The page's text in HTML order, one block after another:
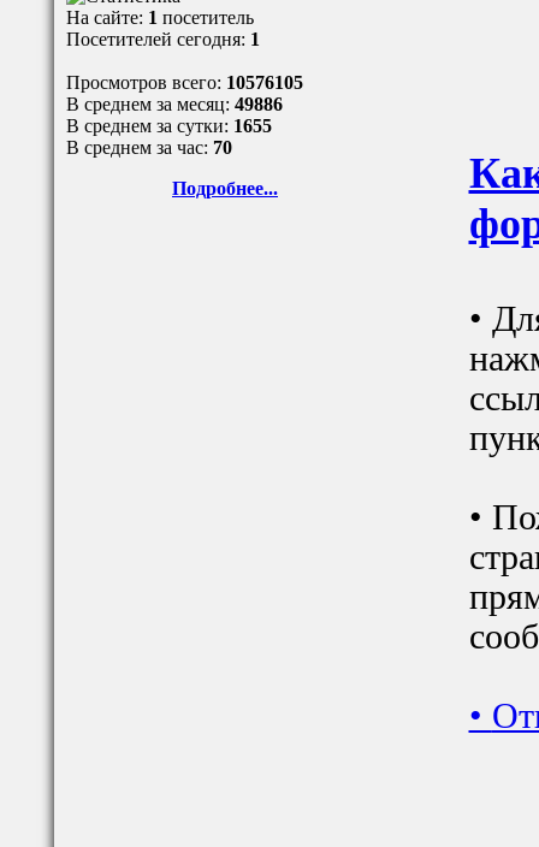
На сайте: 1 посетитель
Посетителей сегодня: 1
Просмотров всего: 10576105
В среднем за месяц: 49886
В среднем за сутки: 1655
В среднем за час: 70
Подробнее...
•
•
•